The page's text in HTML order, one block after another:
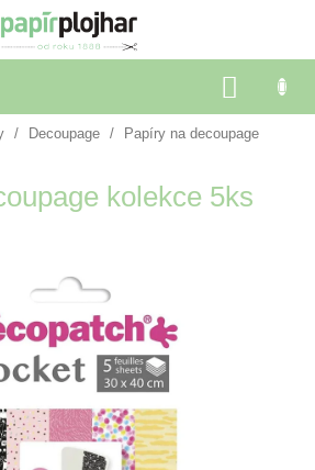
KOŠÍK
/ Decoupage /
Papíry na decoupage
kolekce 5ks